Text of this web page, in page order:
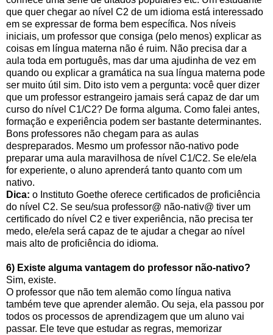
que quer chegar ao nível C2 de um idioma está interessado
em se expressar de forma bem específica. Nos níveis
iniciais, um professor que consiga (pelo menos) explicar as
coisas em língua materna não é ruim. Não precisa dar a
aula toda em português, mas dar uma ajudinha de vez em
quando ou explicar a gramática na sua língua materna pode
ser muito útil sim. Dito isto vem a pergunta: você quer dizer
que um professor estrangeiro jamais será capaz de dar um
curso do nível C1/C2? De forma alguma. Como falei antes,
formação e experiência podem ser bastante determinantes.
Bons professores não chegam para as aulas
despreparados. Mesmo um professor não-nativo pode
preparar uma aula maravilhosa de nível C1/C2. Se ele/ela
for experiente, o aluno aprenderá tanto quanto com um
nativo.
Dica: o Instituto Goethe oferece certificados de proficiência
do nível C2. Se seu/sua professor@ não-nativ@ tiver um
certificado do nível C2 e tiver experiência, não precisa ter
medo, ele/ela será capaz de te ajudar a chegar ao nível
mais alto de proficiência do idioma.
6) Existe alguma vantagem do professor não-nativo?
Sim, existe.
O professor que não tem alemão como língua nativa
também teve que aprender alemão. Ou seja, ela passou por
todos os processos de aprendizagem que um aluno vai
passar. Ele teve que estudar as regras, memorizar